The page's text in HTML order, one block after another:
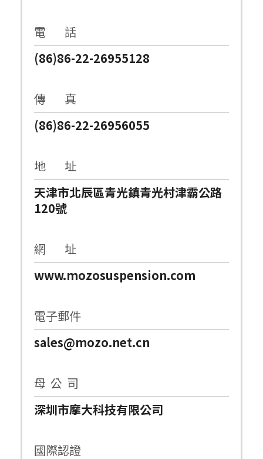
電 話
(86)86-22-26955128
傳 真
(86)86-22-26956055
地 址
天津市北辰區青光鎮青光村津霸公路
120號
網 址
www.mozosuspension.com
電子郵件
sales@mozo.net.cn
母 公 司
深圳市摩大科技有限公司
國際認證